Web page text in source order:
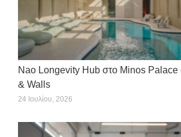
Nao Longevity Hub στο Minos Palace
& Walls
24 Ιουλίου, 2026